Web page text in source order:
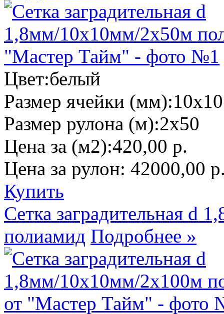
Цвет:белый
Размер ячейки (мм):10х10
Размер рулона (м):2х50
Цена за (м2):420,00 р.
Цена за рулон: 42000,00
Купить
Сетка заградительная d
полиамид Подробнее »